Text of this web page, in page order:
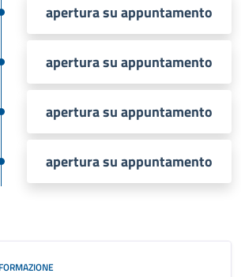
apertura su appuntamento
apertura su appuntamento
apertura su appuntamento
apertura su appuntamento